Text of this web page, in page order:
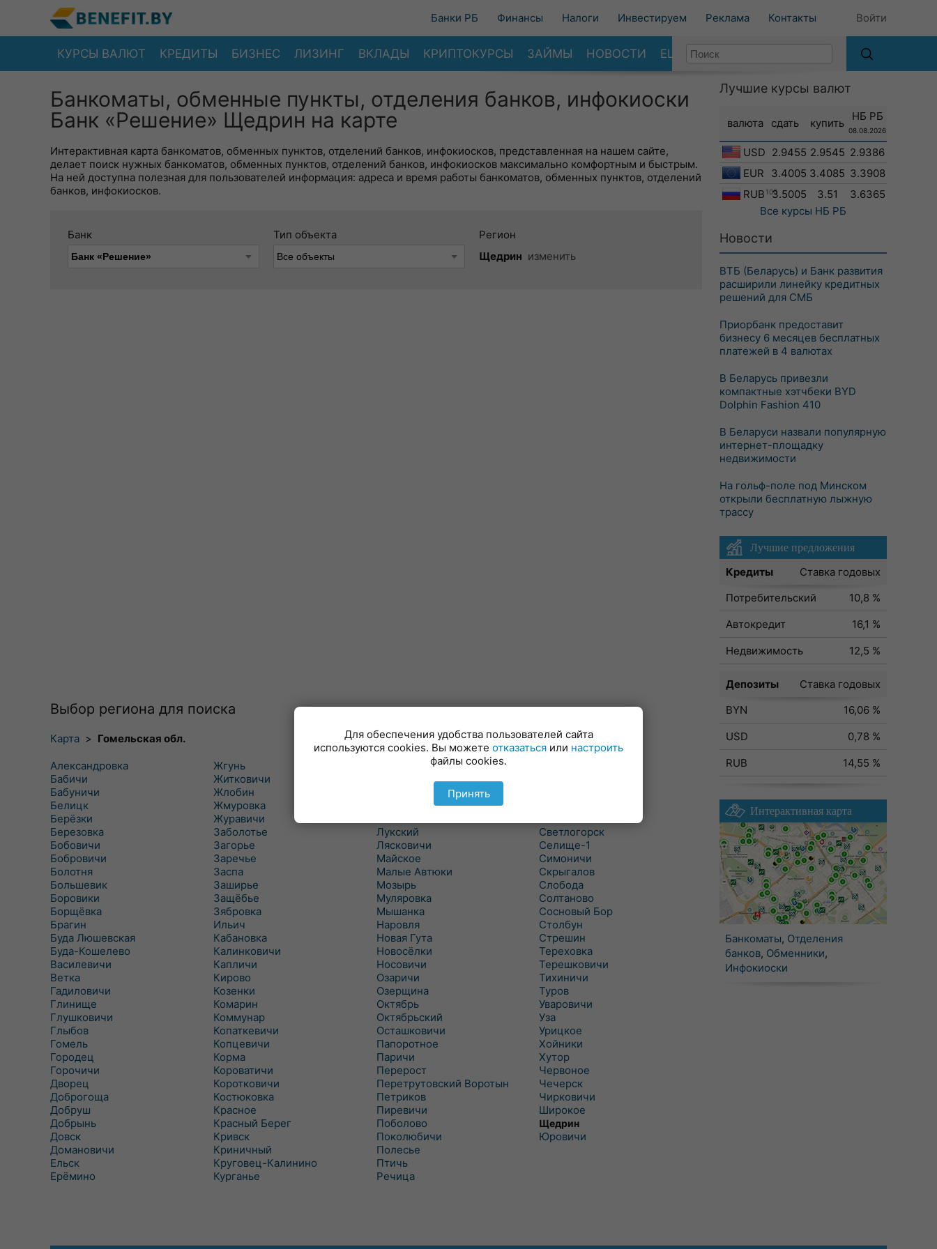
Банки РБ Финансы Налоги Инвестируем Реклама Контакты Войти
КУРСЫ ВАЛЮТ КРЕДИТЫ БИЗНЕС ЛИЗИНГ ВКЛАДЫ КРИПТОКУРСЫ ЗАЙМЫ НОВОСТИ ЕЩЕ
Банкоматы, обменные пункты, отделения банков, инфокиоски
Банк «Решение» Щедрин на карте
Интерактивная карта банкоматов, обменных пунктов, отделений банков, инфокиосков, представленная на нашем сайте,
делает поиск нужных банкоматов, обменных пунктов, отделений банков, инфокиосков максимально комфортным и быстрым.
На ней доступна полезная для пользователей информация: адреса и время работы банкоматов, обменных пунктов, отделений
банков, инфокиосков.
Банк Тип объекта
Регион
Щедрин изменить
Выбор региона для поиска
Карта > Гомельская обл.
Александровка
Бабичи
Бабуничи
Белицк
Берёзки
Березовка
Бобовичи
Бобровичи
Болотня
Большевик
Боровики
Борщёвка
Брагин
Буда Люшевская
Буда-Кошелево
Василевичи
Ветка
Гадиловичи
Глинище
Глушковичи
Глыбов
Гомель
Городец
Горочичи
Дворец
Доброгоща
Добруш
Добрынь
Довск
Домановичи
Ельск
Ерёмино
Жгунь
Житковичи
Жлобин
Жмуровка
Журавичи
Заболотье
Загорье
Заречье
Заспа
Заширье
Защёбье
Зябровка
Ильич
Кабановка
Калинковичи
Капличи
Кирово
Козенки
Комарин
Коммунар
Копаткевичи
Копцевичи
Корма
Короватичи
Коротковичи
Костюковка
Красное
Красный Берег
Кривск
Криничный
Круговец-Калинино
Курганье
Лукский
Лясковичи
Майское
Малые Автюки
Мозырь
Муляровка
Мышанка
Наровля
Новая Гута
Новосёлки
Носовичи
Озаричи
Озерщина
Октябрь
Октябрьский
Осташковичи
Папоротное
Паричи
Перерост
Перетрутовский Воротын
Петриков
Пиревичи
Поболово
Поколюбичи
Полесье
Птичь
Речица
Светлогорск
Селище-1
Симоничи
Скрыгалов
Слобода
Солтаново
Сосновый Бор
Столбун
Стрешин
Тереховка
Терешковичи
Тихиничи
Туров
Уваровичи
Уза
Урицкое
Хойники
Хутор
Червоное
Чечерск
Чирковичи
Широкое
Щедрин
Юровичи
Лучшие курсы валют
валюта сдать купить
НБ РБ
08.08.2026
USD 2.9455 2.9545 2.9386
EUR
3.4005 3.4085 3.3908
RUB 1003.5005 3.51
3.6365
Все курсы НБ РБ
Новости
ВТБ (Беларусь) и Банк развития
расширили линейку кредитных
решений для СМБ
Приорбанк предоставит
бизнесу 6 месяцев бесплатных
платежей в 4 валютах
В Беларусь привезли
компактные хэтчбеки BYD
Dolphin Fashion 410
В Беларуси назвали популярную
интернет-площадку
недвижимости
На гольф-поле под Минском
открыли бесплатную лыжную
трассу
Лучшие предложения
Кредиты
Ставка годовых
Потребительский
10,8 %
Автокредит
16,1 %
Недвижимость
12,5 %
Депозиты
Ставка годовых
BYN
16,06 %
USD
0,78 %
RUB
14,55 %
Интерактивная карта
Банкоматы, Отделения
банков, Обменники,
Инфокиоски
Для обеспечения удобства пользователей сайта
используются cookies. Вы можете отказаться или настроить
файлы cookies.
Принять